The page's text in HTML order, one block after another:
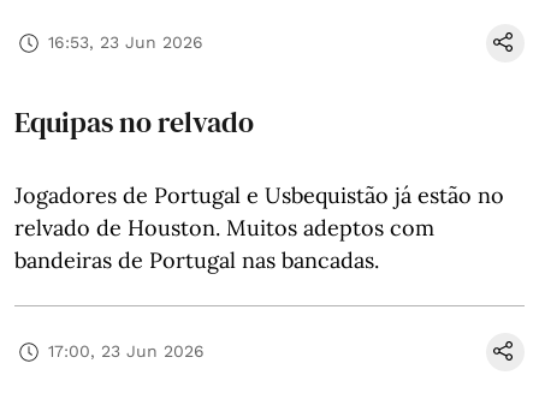
16:53, 23 Jun 2026
Equipas no relvado
Jogadores de Portugal e Usbequistão já estão no
relvado de Houston. Muitos adeptos com
bandeiras de Portugal nas bancadas.
17:00, 23 Jun 2026